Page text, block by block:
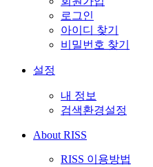
로그인
아이디 찾기
비밀번호 찾기
설정
내 정보
검색환경설정
About RISS
RISS 이용방법